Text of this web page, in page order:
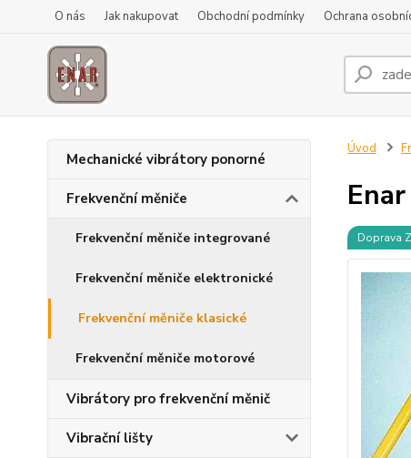
O nás Jak nakupovat Obchodní podmínky Ochrana
Mechanické vibrátory ponorné
Frekvenční měniče
Frekvenční měniče integrované
Frekvenční měniče elektronické
Frekvenční měniče klasické
Frekvenční měniče motorové
Vibrátory pro frekvenční měnič
Vibrační lišty
Úvod
Doprava